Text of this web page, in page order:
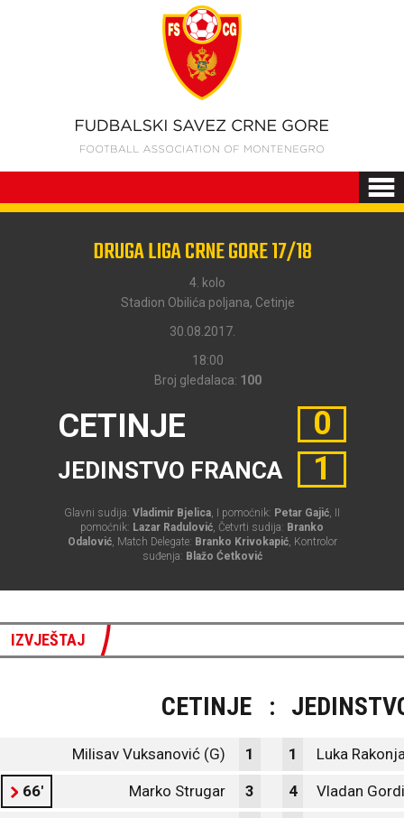
DRUGA LIGA CRNE GORE 17/18
4. kolo
Stadion Obilića poljana, Cetinje
30.08.2017.
18:00
Broj gledalaca: 100
CETINJE
JEDINSTVO FRANCA
0
1
Glavni sudija: Vladimir Bjelica, I pomoćnik: Petar Gajić, II
pomoćnik: Lazar Radulović, Četvrti sudija: Branko
Odalović, Match Delegate: Branko Krivokapić, Kontrolor
suđenja: Blažo Ćetković
IZVJEŠTAJ
CETINJE :
Milisav Vuksanović (G) 1 1 Luka
66' Marko Strugar 3 4 Vladan